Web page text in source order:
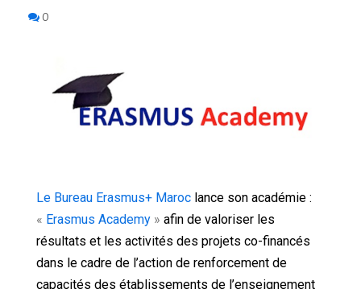
0
Le Bureau Erasmus+ Maroc lance son académie :
« Erasmus Academy » afin de valoriser les
résultats et les activités des projets co-financés
dans le cadre de l’action de renforcement de
capacités des établissements de l’enseignement